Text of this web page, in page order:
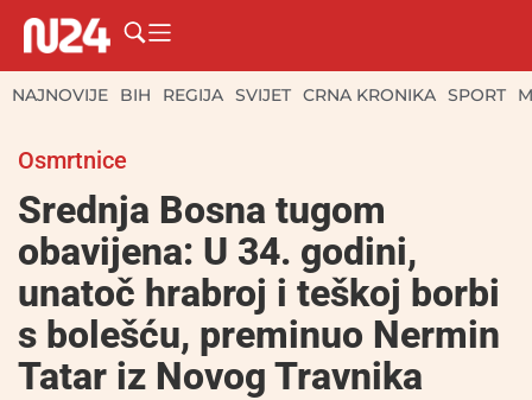
NAJNOVIJE BIH REGIJA SVIJET CRNA KRONIKA SPORT
Osmrtnice
Srednja Bosna tugom
obavijena: U 34. godini,
unatoč hrabroj i teškoj borbi
s bolešću, preminuo Nermin
Tatar iz Novog Travnika